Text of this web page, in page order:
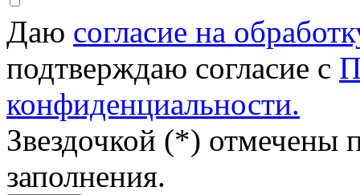
Даю согласие на
подтверждаю согласие с
конфиденциальности.
Звездочкой (*) отмечены
заполнения.